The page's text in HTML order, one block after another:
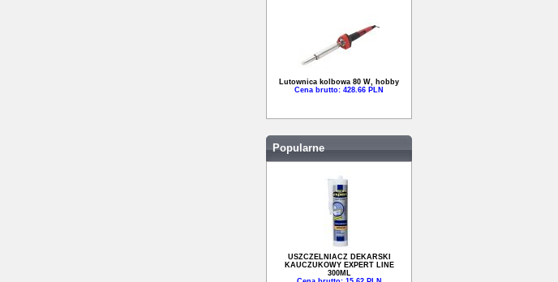
Lutownica kolbowa 80 W, hobby
Cena brutto: 428.66 PLN
Popularne
USZCZELNIACZ DEKARSKI
KAUCZUKOWY EXPERT LINE
300ML